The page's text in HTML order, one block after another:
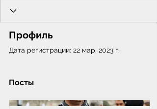
Профиль
Дата регистрации: 22 мар. 2023 г.
Посты